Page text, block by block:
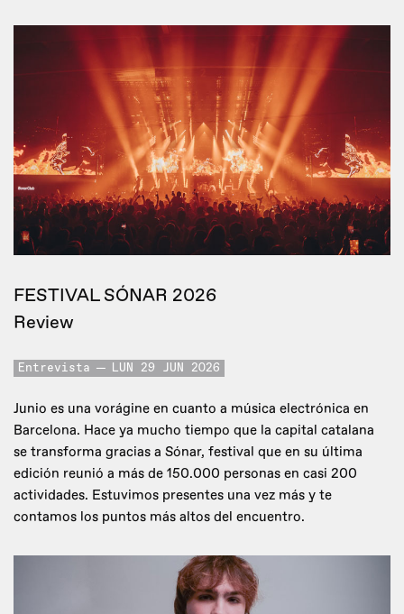
FESTIVAL SÓNAR 2026
Review
Entrevista LUN 29 JUN 2026
Junio es una vorágine en cuanto a música electrónica en
Barcelona. Hace ya mucho tiempo que la capital catalana
se transforma gracias a Sónar, festival que en su última
edición reunió a más de 150.000 personas en casi 200
actividades. Estuvimos presentes una vez más y te
contamos los puntos más altos del encuentro.